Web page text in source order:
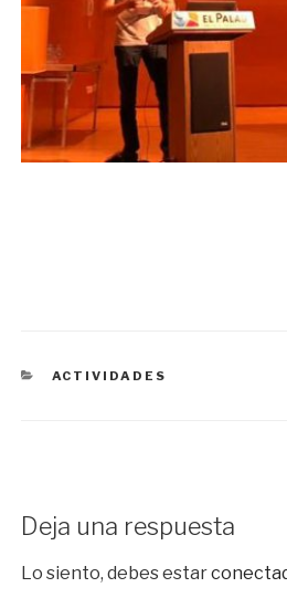
CATEGORÍAS
ACTIVIDADES
Deja una respuesta
Lo siento, debes estar